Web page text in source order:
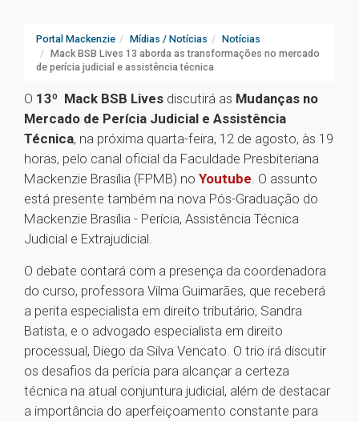
Portal Mackenzie Mídias / Notícias
Notícias
Mack BSB Lives 13 aborda as transformações no mercado
de perícia judicial e assistência técnica
O 13º Mack BSB Lives discutirá as Mudanças no
Mercado de Perícia Judicial e Assistência
Técnica, na próxima quarta-feira, 12 de agosto, às 19
horas, pelo canal oficial da Faculdade Presbiteriana
Mackenzie Brasília (FPMB) no Youtube. O assunto
está presente também na nova Pós-Graduação do
Mackenzie Brasília - Perícia, Assistência Técnica
Judicial e Extrajudicial.
O debate contará com a presença da coordenadora
do curso, professora Vilma Guimarães, que receberá
a perita especialista em direito tributário, Sandra
Batista, e o advogado especialista em direito
processual, Diego da Silva Vencato. O trio irá discutir
os desafios da perícia para alcançar a certeza
técnica na atual conjuntura judicial, além de destacar
a importância do aperfeiçoamento constante para